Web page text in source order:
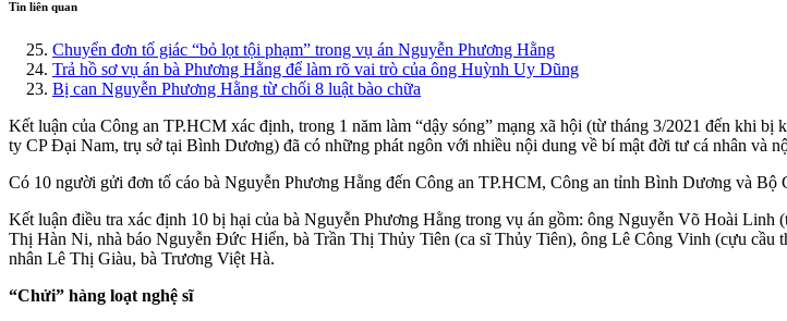
Tin liên quan
Chuyển đơn tố giác “bỏ lọt tội phạm” trong vụ án Nguyễn Phương Hằng
Trả hồ sơ vụ án bà Phương Hằng để làm rõ vai trò của ông Huỳnh Uy Dũng
Bị can Nguyễn Phương Hằng từ chối 8 luật bào chữa
Kết luận của Công an TP.HCM xác định, trong 1 năm làm “dậy sóng” mạng xã hội (từ tháng 3/2021 đến khi
ty CP Đại Nam, trụ sở tại Bình Dương) đã có những phát ngôn với nhiều nội dung về bí mật đời tư cá nhân và
Có 10 người gửi đơn tố cáo bà Nguyễn Phương Hằng đến Công an TP.HCM, Công an tỉnh Bình Dương và Bộ
Kết luận điều tra xác định 10 bị hại của bà Nguyễn Phương Hằng trong vụ án gồm: ông Nguyễn Võ Hoài
Thị Hàn Ni, nhà báo Nguyễn Đức Hiển, bà Trần Thị Thủy Tiên (ca sĩ Thủy Tiên), ông Lê Công Vinh (cựu
nhân Lê Thị Giàu, bà Trương Việt Hà.
“Chửi” hàng loạt nghệ sĩ